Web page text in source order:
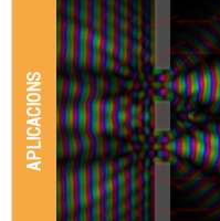
APLICACIONS